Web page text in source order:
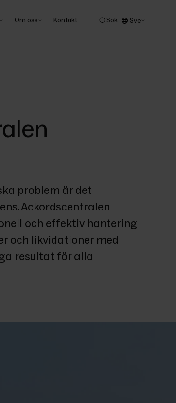
Om oss Kontakt Sök Sve
problem är det
Ackordscentralen
och effektiv hantering
och likvidationer med
resultat för alla